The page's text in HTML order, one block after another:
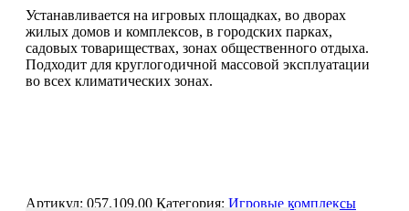
Устанавливается на игровых площадках, во дворах
жилых домов и комплексов, в городских парках,
садовых товариществах, зонах общественного отдыха.
Подходит для круглогодичной массовой эксплуатации
во всех климатических зонах.
Артикул: 057.109.00 Категория: Игровые комплексы